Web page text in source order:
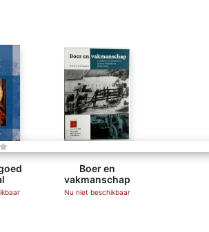
Boer en
vakmanschap
Nu niet beschikbaar